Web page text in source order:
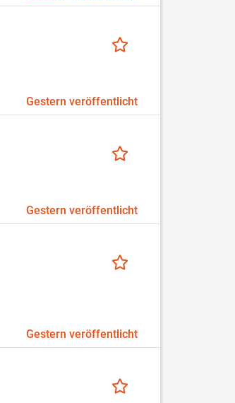
Gestern veröffentlicht
Gestern veröffentlicht
Gestern veröffentlicht